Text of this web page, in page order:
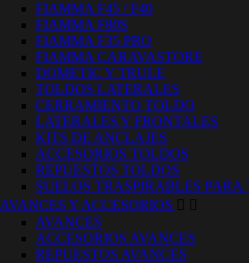
FIAMMA F45 / F40
FIAMMA F80S
FIAMMA F35 PRO
FIAMMA CARAVASTORE
DOMETIC Y TRULE
TOLDOS LATERALES
CERRAMIENTO TOLDO
LATERALES Y FRONTALES
KITS DE ANCLAJES
ACCESORIOS TOLDOS
REPUESTOS TOLDOS
SUELOS TRASPIRABLES PARA
AVANCES Y ACCESORIOS  
AVANCES
ACCESORIOS AVANCES
REPUESTOS AVANCES